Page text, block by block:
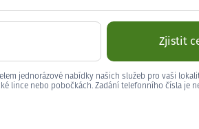
Zjistit
jednorázové nabídky našich služeb pro vaši
lince nebo pobočkách. Zadání telefonního čísla je